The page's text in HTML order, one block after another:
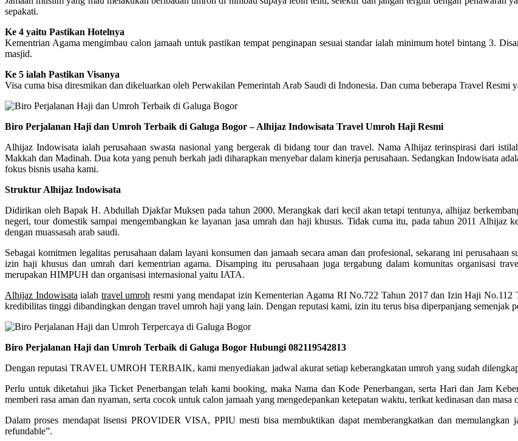
sepakati.
Ke 4 yaitu Pastikan Hotelnya
Kementrian Agama mengimbau calon jamaah untuk pastikan tempat penginapan sesuai standar ialah minimum hotel bintang 3.
masjid.
Ke 5 ialah Pastikan Visanya
Visa cuma bisa diresmikan dan dikeluarkan oleh Perwakilan Pemerintah Arab Saudi di Indonesia. Dan cuma beberapa Travel Resmi
Biro Perjalanan Haji dan Umroh Terbaik di Galuga Bogor – Alhijaz Indowisata Travel Umroh Haji Resmi
Alhijaz Indowisata ialah perusahaan swasta nasional yang bergerak di bidang tour dan travel. Nama Alhijaz terinspirasi dari
Makkah dan Madinah. Dua kota yang penuh berkah jadi diharapkan menyebar dalam kinerja perusahaan. Sedangkan Indowisata
fokus bisnis usaha kami.
Struktur Alhijaz Indowisata
Didirikan oleh Bapak H. Abdullah Djakfar Muksen pada tahun 2000. Merangkak dari kecil akan tetapi tentunya, alhijaz
negeri, tour domestik sampai mengembangkan ke layanan jasa umrah dan haji khusus. Tidak cuma itu, pada tahun 2011 Alhijaz
dengan muassasah arab saudi.
Sebagai komitmen legalitas perusahaan dalam layani konsumen dan jamaah secara aman dan profesional, sekarang ini
izin haji khusus dan umrah dari kementrian agama. Disamping itu perusahaan juga tergabung dalam komunitas organisasi
merupakan HIMPUH dan organisasi internasional yaitu IATA.
Alhijaz Indowisata ialah travel umroh resmi yang mendapat izin Kementerian Agama RI No.722 Tahun 2017 dan Izin Haji
kredibilitas tinggi dibandingkan dengan travel umroh haji yang lain. Dengan reputasi kami, izin itu terus bisa diperpanjang semenjak
Biro Perjalanan Haji dan Umroh Terbaik di Galuga Bogor Hubungi 082119542813
Dengan reputasi TRAVEL UMROH TERBAIK, kami menyediakan jadwal akurat setiap keberangkatan umroh yang sudah
Perlu untuk diketahui jika Ticket Penerbangan telah kami booking, maka Nama dan Kode Penerbangan, serta Hari dan Jam
memberi rasa aman dan nyaman, serta cocok untuk calon jamaah yang mengedepankan ketepatan waktu, terikat kedinasan dan masa
Dalam proses mendapat lisensi PROVIDER VISA, PPIU mesti bisa membuktikan dapat memberangkatkan dan
refundable”.